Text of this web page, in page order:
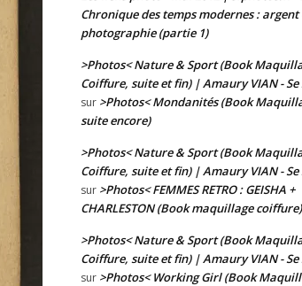
Chronique des temps modernes : argent
photographie (partie 1)
>Photos< Nature & Sport (Book
Coiffure, suite et fin) | Amaury VIAN -
sur >Photos< Mondanités (Book
suite encore)
>Photos< Nature & Sport (Book
Coiffure, suite et fin) | Amaury VIAN -
sur >Photos< FEMMES RETRO : GEISHA +
CHARLESTON (Book maquillage coiffure)
>Photos< Nature & Sport (Book
Coiffure, suite et fin) | Amaury VIAN -
sur >Photos< Working Girl (Book